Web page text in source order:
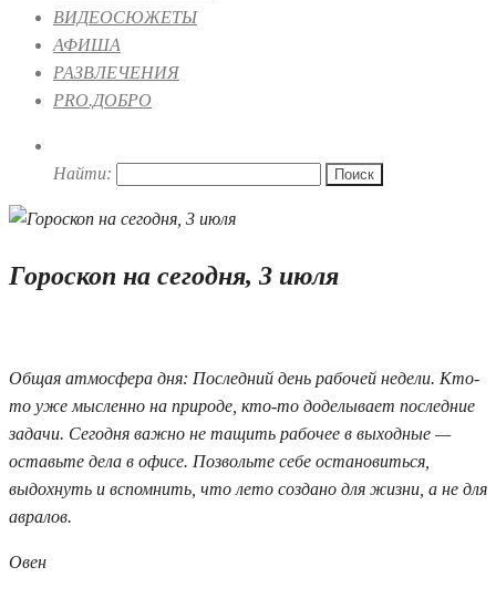
ВИДЕОСЮЖЕТЫ
АФИША
РАЗВЛЕЧЕНИЯ
PRO.ДОБРО
Найти:
Гороскоп на сегодня, 3 июля
Общая атмосфера дня: Последний день рабочей недели. Кто-
то уже мысленно на природе, кто-то доделывает последние
задачи. Сегодня важно не тащить рабочее в выходные —
оставьте дела в офисе. Позвольте себе остановиться,
выдохнуть и вспомнить, что лето создано для жизни, а не для
авралов.
Овен